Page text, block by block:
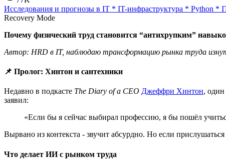
Исследования и прогнозы в IT * IT-инфраструктура * Python *
Recovery Mode
Почему физический труд становится “антихрупким”
Автор: HRD в IT, наблюдаю трансформацию рынка труда
📌 Пролог: Хинтон и сантехники
Недавно в подкасте The Diary of a CEO Джеффри Хинтон, один
заявил:
«Если бы я сейчас выбирал профессию, я бы пошёл
Вырвано из контекста - звучит абсурдно. Но если
Что делает ИИ с рынком труда